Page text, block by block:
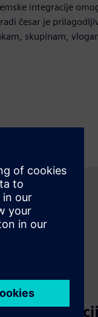
integracije
česar je
skupinam,